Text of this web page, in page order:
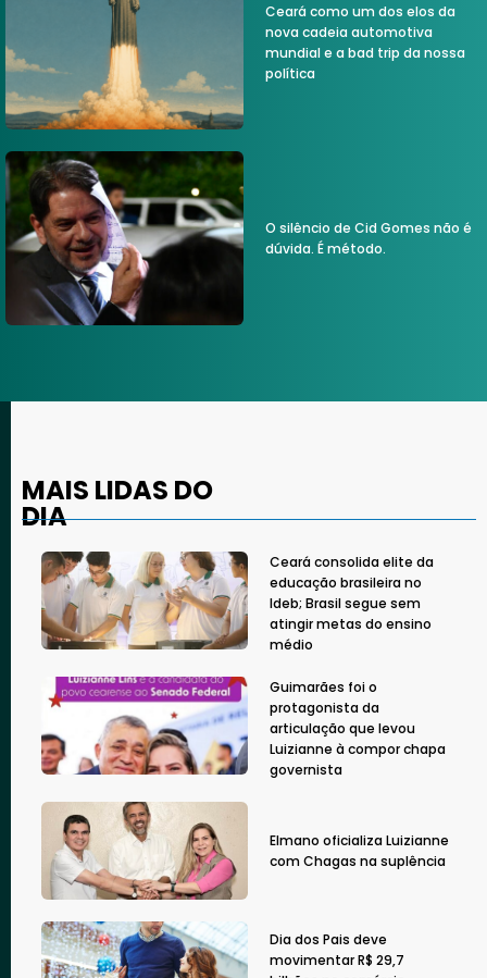
Ceará como um dos elos da
nova cadeia automotiva
mundial e a bad trip da nossa
política
O silêncio de Cid Gomes não é
dúvida. É método.
MAIS LIDAS DO
DIA
Ceará consolida elite da
educação brasileira no
Ideb; Brasil segue sem
atingir metas do ensino
médio
Guimarães foi o
protagonista da
articulação que levou
Luizianne à compor chapa
governista
Elmano oficializa Luizianne
com Chagas na suplência
Dia dos Pais deve
movimentar R$ 29,7